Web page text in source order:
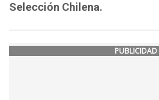
Selección Chilena.
PUBLICIDAD